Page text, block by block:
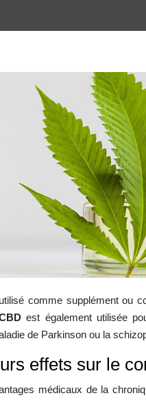
comme supplément ou
est également utilisée
de Parkinson ou la
effets sur le
médicaux de la